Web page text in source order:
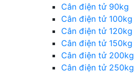
Cân điện tử 90kg
Cân điện tử 100kg
Cân điện tử 120kg
Cân điện tử 150kg
Cân điện tử 200kg
Cân điện tử 250kg